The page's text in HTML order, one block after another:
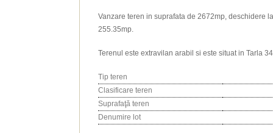
Vanzare teren in suprafata de 2672mp, deschidere
255.35mp.
Terenul este extravilan arabil si este situat in Tarla
Tip teren
Clasificare teren
Suprafaţă teren
Denumire lot